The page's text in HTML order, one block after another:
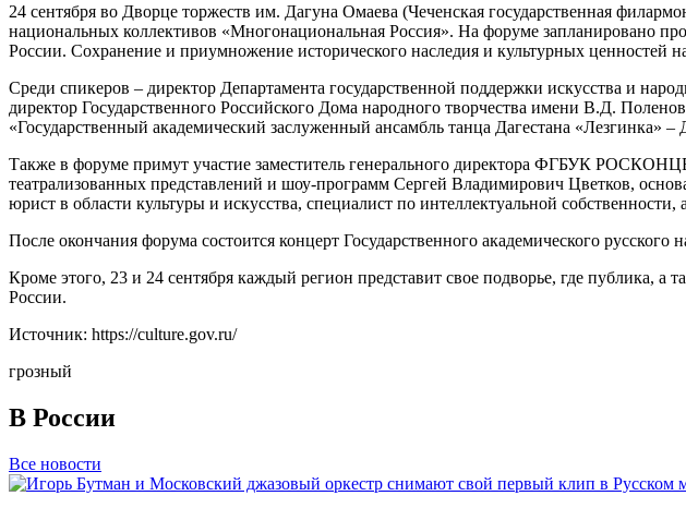
24 сентября во Дворце торжеств им. Дагуна Омаева (Чеченская государственная
национальных коллективов «Многонациональная Россия». На форуме запланировано
России. Сохранение и приумножение исторического наследия и культурных ценностей
Среди спикеров – директор Департамента государственной поддержки искусства и
директор Государственного Российского Дома народного творчества имени В.Д.
«Государственный академический заслуженный ансамбль танца Дагестана «Лезгинка»
Также в форуме примут участие заместитель генерального директора ФГБУК
театрализованных представлений и шоу-программ Сергей Владимирович Цветков,
юрист в области культуры и искусства, специалист по интеллектуальной
После окончания форума состоится концерт Государственного академического
Кроме этого, 23 и 24 сентября каждый регион представит свое подворье, где публика,
России.
Источник: https://culture.gov.ru/
грозный
В России
Все новости